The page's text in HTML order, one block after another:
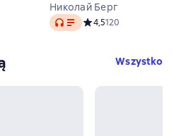
основе 173 оценок
Николай Берг
Audio Средний рейтинг 4,5
4,5120
Wszystko